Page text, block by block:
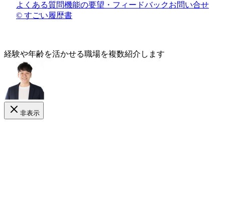
よくある質問機能の要望・フィードバックお問い合せ
© すごい履歴書
経験や年齢を活かせる職場を複数紹介します
非表示